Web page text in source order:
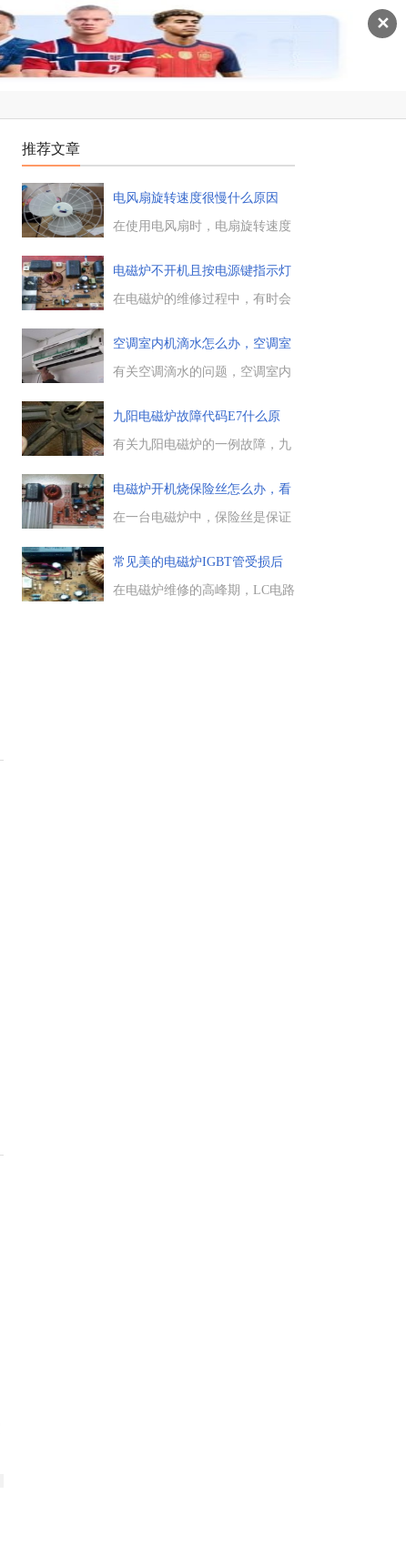
✕
推荐文章
电风扇旋转速度很慢什么原因
在使用电风扇时，电扇旋转速度
子，电风扇的转速慢到让人崩
溃，究竟什么原因导致电风扇旋
转速度减慢，电工天下小编带大
电磁炉不开机且按电源键指示灯
不
在电磁炉的维修过程中，有时会
电磁炉的电源键指示灯不亮，这
是什么原因引起的，这里电工天
下总结了几种常见的原因，大家
空调室内机滴水怎么办，空调室
内机
有关空调滴水的问题，空调室内
哪些原因引起的，是空调安装不
平的原因，还是空调内部缺少制
冷剂的原因，一起来了解下。...
九阳电磁炉故障代码E7什么原
因，E7
有关九阳电磁炉的一例故障，九
E7代表的含义是什么，九阳电磁
炉出现故障码E7应该怎么来维
修，一起来学习下。...
电磁炉开机烧保险丝怎么办，看
看是
在一台电磁炉中，保险丝是保证
果保险丝烧毁了，电磁炉就会马
上停止运行，遇到电磁炉开机烧
保险怎么办，重点检查IGBT有
常见美的电磁炉IGBT管受损后
的维
在电磁炉维修的高峰期，LC电路